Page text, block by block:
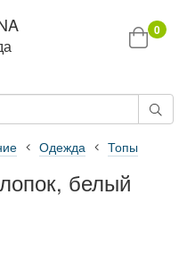
0
Одежда Топы
белый